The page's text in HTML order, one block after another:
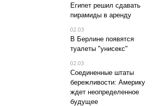
Египет решил сдавать
пирамиды в аренду
02.03
В Берлине появятся
туалеты "унисекс"
02.03
Соединенные штаты
бережливости: Америку
ждет неопределенное
будущее